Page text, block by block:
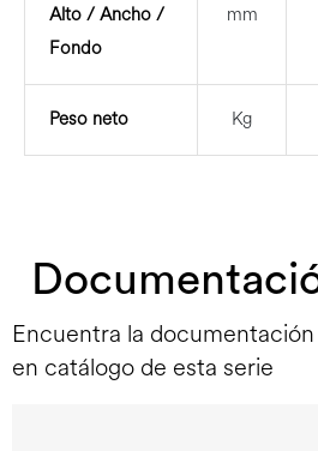
Alto / Ancho /
Fondo
mm
Peso neto Kg
Encuentra la
en catálogo de esta serie